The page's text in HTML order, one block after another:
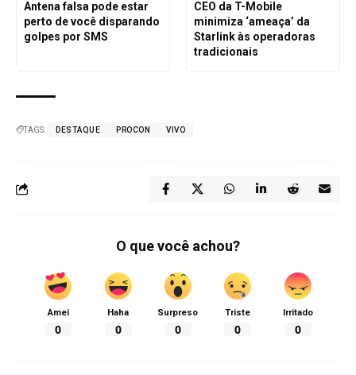
Antena falsa pode estar
perto de você disparando
golpes por SMS
CEO da T-Mobile
minimiza ‘ameaça’ da
Starlink às operadoras
tradicionais
TAGS: DESTAQUE PROCON VIVO
O que você achou?
Amei
0
Haha
0
Surpreso
0
Triste
0
Irritado
0